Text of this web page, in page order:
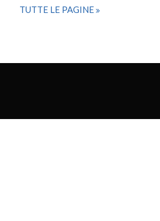
TUTTE LE PAGINE